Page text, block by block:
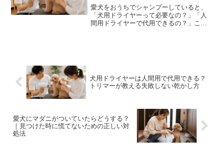
愛犬をおうちでシャンプーしていると、
「犬用ドライヤーって必要なの？」「人
間用ドライヤーで代用できるの？」こん
犬用ドライヤーは人間用で代用できる？
トリマーが教える失敗しない乾かし方
愛犬にマダニがついていたらどうする？
｜見つけた時に慌てないための正しい対
処法